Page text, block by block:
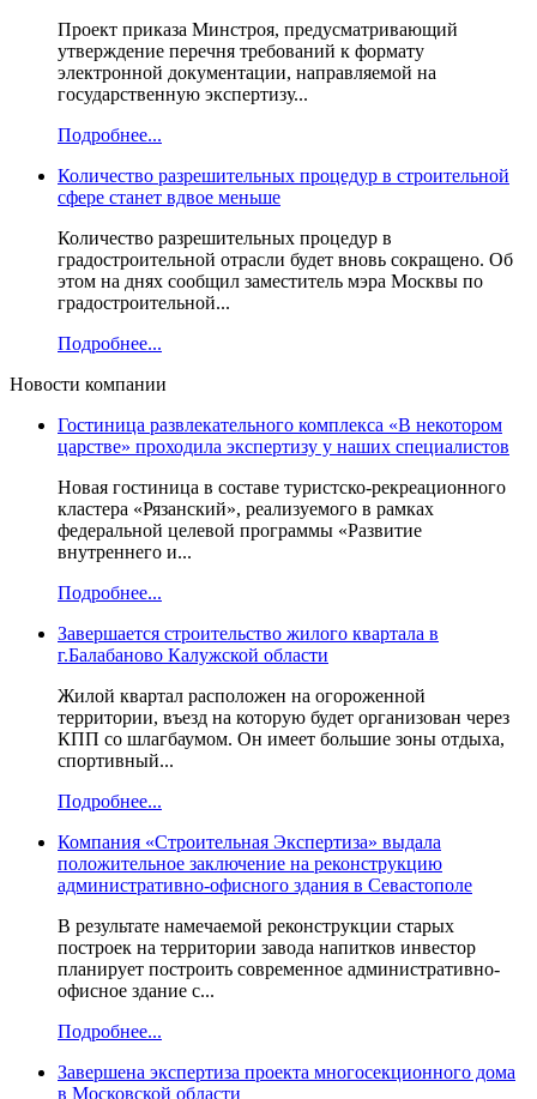
Проект приказа Минстроя, предусматривающий
утверждение перечня требований к формату
электронной документации, направляемой на
государственную экспертизу...
Подробнее...
Количество разрешительных процедур в строительной
сфере станет вдвое меньше
Количество разрешительных процедур в
градостроительной отрасли будет вновь сокращено. Об
этом на днях сообщил заместитель мэра Москвы по
градостроительной...
Подробнее...
Новости компании
Гостиница развлекательного комплекса «В некотором
царстве» проходила экспертизу у наших специалистов
Новая гостиница в составе туристско-рекреационного
кластера «Рязанский», реализуемого в рамках
федеральной целевой программы «Развитие
внутреннего и...
Подробнее...
Завершается строительство жилого квартала в
г.Балабаново Калужской области
Жилой квартал расположен на огороженной
территории, въезд на которую будет организован через
КПП со шлагбаумом. Он имеет большие зоны отдыха,
спортивный...
Подробнее...
Компания «Строительная Экспертиза» выдала
положительное заключение на реконструкцию
административно-офисного здания в Севастополе
В результате намечаемой реконструкции старых
построек на территории завода напитков инвестор
планирует построить современное административно-
офисное здание с...
Подробнее...
Завершена экспертиза проекта многосекционного дома
в Московской области